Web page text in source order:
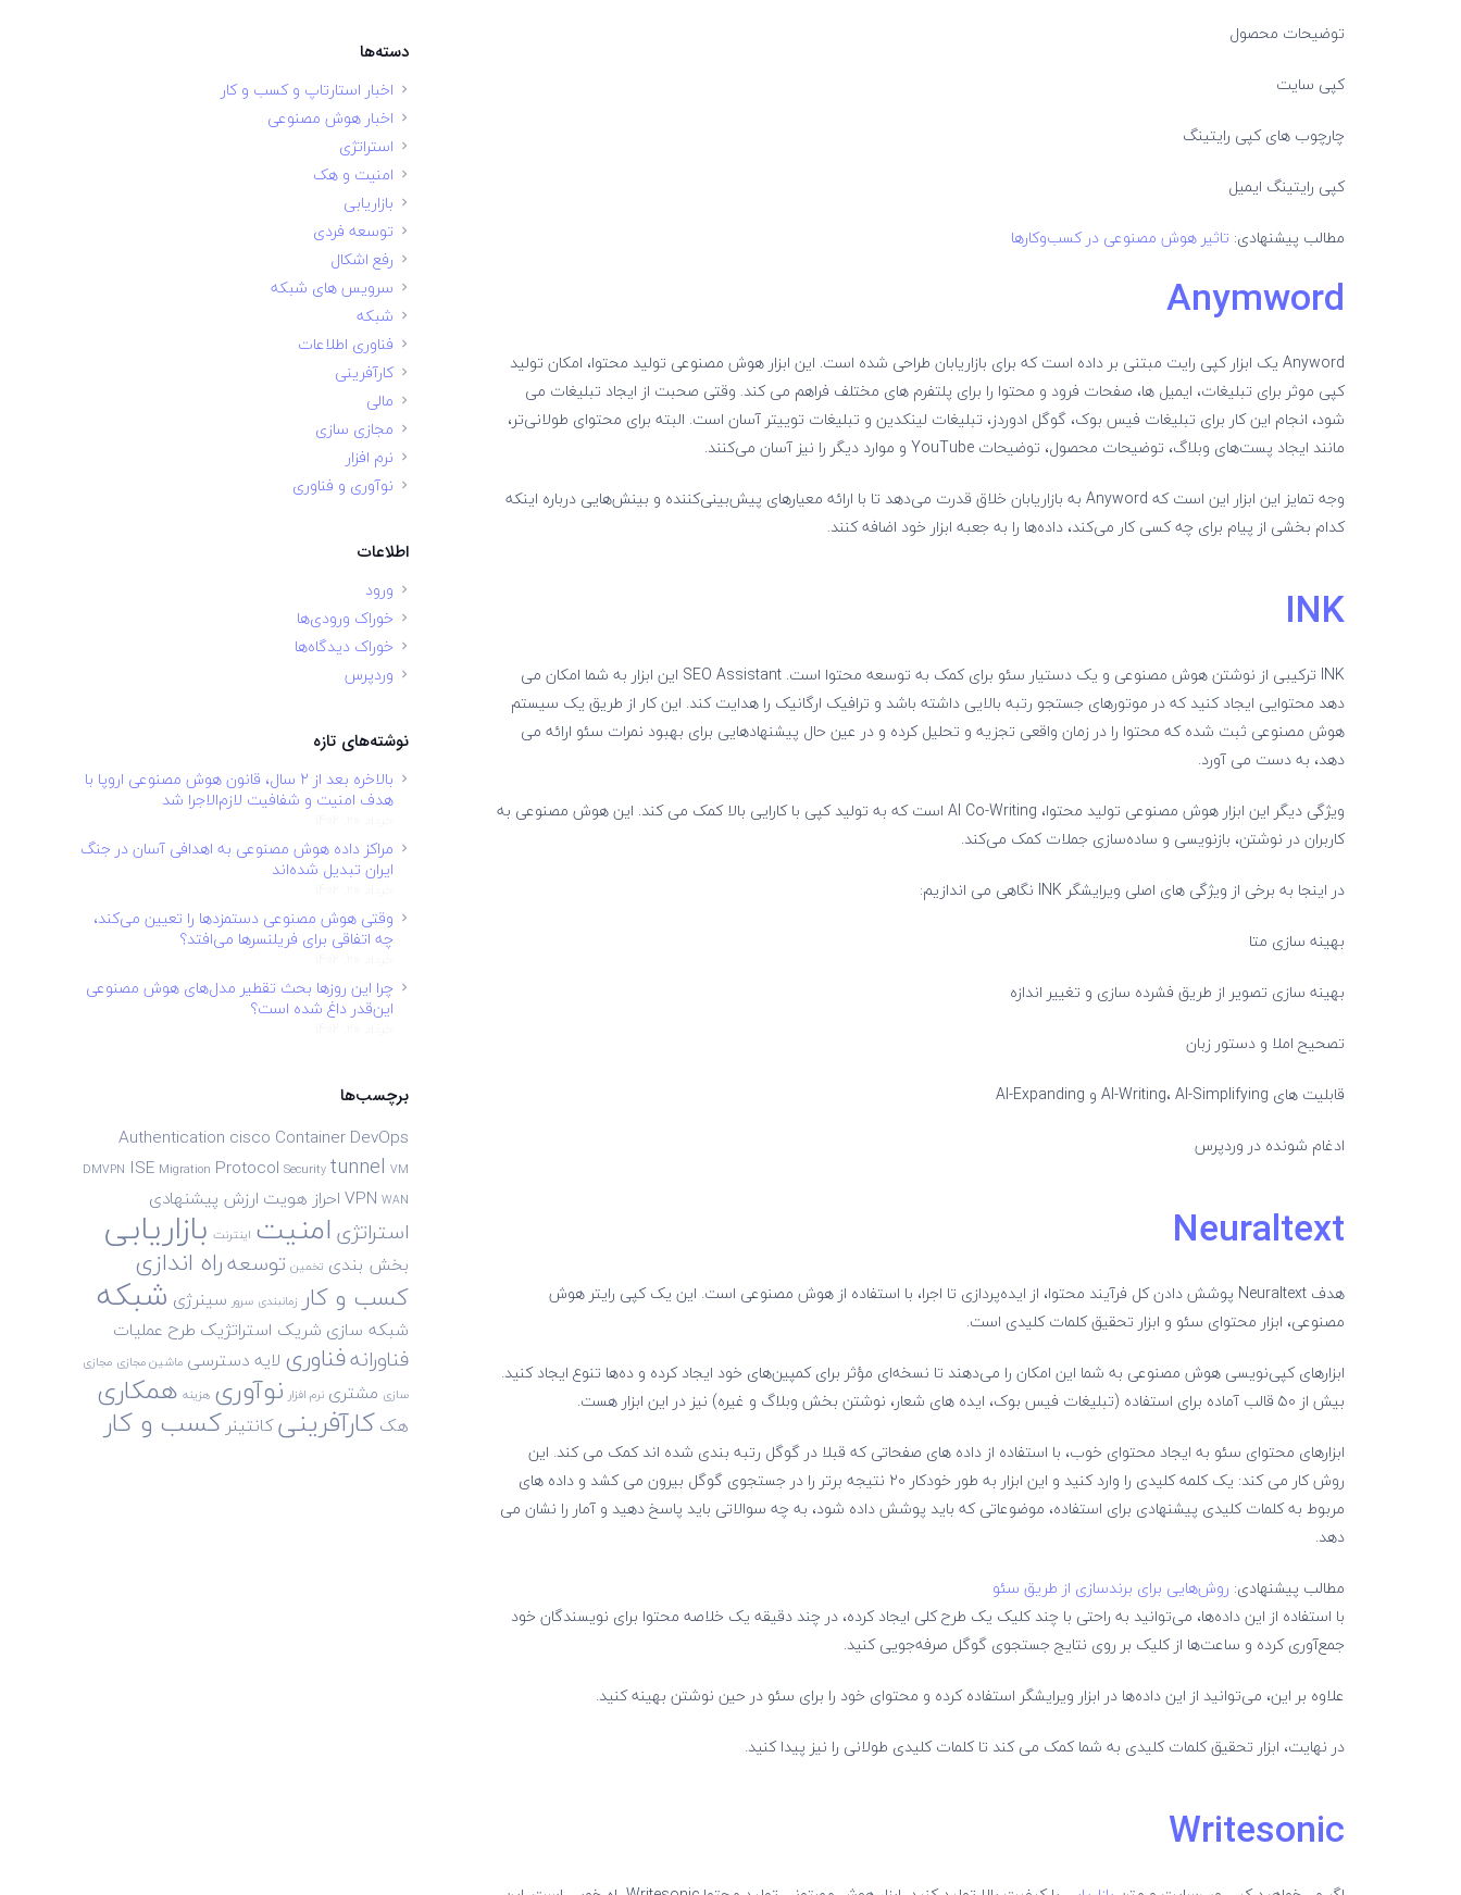
توضیحات محصول
کپی سایت
چارچوب های کپی رایتینگ
کپی رایتینگ ایمیل
مطالب پیشنهادی: تاثیر هوش مصنوعی در کسب‌وکارها
Anymword
Anyword یک ابزار کپی رایت مبتنی بر داده است که برای بازاریابان طراحی شده است. این ابزار هوش مصنوعی تولید محتوا، امکان تولید
کپی موثر برای تبلیغات، ایمیل ها، صفحات فرود و محتوا را برای پلتفرم های مختلف فراهم می کند. وقتی صحبت از ایجاد تبلیغات می
شود، انجام این کار برای تبلیغات فیس بوک، گوگل ادوردز، تبلیغات لینکدین و تبلیغات توییتر آسان است. البته برای محتوای طولانی‌تر،
مانند ایجاد پست‌های وبلاگ، توضیحات محصول، توضیحات YouTube و موارد دیگر را نیز آسان می‌کنند.
وجه تمایز این ابزار این است که Anyword به بازاریابان خلاق قدرت می‌دهد تا با ارائه معیارهای پیش‌بینی‌کننده و بینش‌هایی درباره اینکه
کدام بخشی از پیام برای چه کسی کار می‌کند، داده‌ها را به جعبه ابزار خود اضافه کنند.
INK
INK ترکیبی از نوشتن هوش مصنوعی و یک دستیار سئو برای کمک به توسعه محتوا است. SEO Assistant این ابزار به شما امکان می
دهد محتوایی ایجاد کنید که در موتورهای جستجو رتبه بالایی داشته باشد و ترافیک ارگانیک را هدایت کند. این کار از طریق یک سیستم
هوش مصنوعی ثبت شده که محتوا را در زمان واقعی تجزیه و تحلیل کرده و در عین حال پیشنهادهایی برای بهبود نمرات سئو ارائه می
دهد، به دست می آورد.
ویژگی دیگر این ابزار هوش مصنوعی تولید محتوا، AI Co-Writing است که به تولید کپی با کارایی بالا کمک می کند. این هوش مصنوعی به
کاربران در نوشتن، بازنویسی و ساده‌سازی جملات کمک می‌کند.
در اینجا به برخی از ویژگی های اصلی ویرایشگر INK نگاهی می اندازیم:
بهینه سازی متا
بهینه سازی تصویر از طریق فشرده سازی و تغییر اندازه
تصحیح املا و دستور زبان
قابلیت های AI-Writing، AI-Simplifying و AI-Expanding
ادغام شونده در وردپرس
Neuraltext
هدف Neuraltext پوشش دادن کل فرآیند محتوا، از ایده‌پردازی تا اجرا، با استفاده از هوش مصنوعی است. این یک کپی رایتر هوش
مصنوعی، ابزار محتوای سئو و ابزار تحقیق کلمات کلیدی است.
ابزارهای کپی‌نویسی هوش مصنوعی به شما این امکان را می‌دهند تا نسخه‌ای مؤثر برای کمپین‌های خود ایجاد کرده و ده‌ها تنوع ایجاد کنید.
بیش از ۵۰ قالب آماده برای استفاده (تبلیغات فیس بوک، ایده های شعار، نوشتن بخش وبلاگ و غیره) نیز در این ابزار هست.
ابزارهای محتوای سئو به ایجاد محتوای خوب، با استفاده از داده های صفحاتی که قبلا در گوگل رتبه بندی شده اند کمک می کند. این
روش کار می کند: یک کلمه کلیدی را وارد کنید و این ابزار به طور خودکار ۲۰ نتیجه برتر را در جستجوی گوگل بیرون می کشد و داده های
مربوط به کلمات کلیدی پیشنهادی برای استفاده، موضوعاتی که باید پوشش داده شود، به چه سوالاتی باید پاسخ دهید و آمار را نشان می
دهد.
مطالب پیشنهادی: روش‌هایی برای برندسازی از طریق سئو
با استفاده از این داده‌ها، می‌توانید به راحتی با چند کلیک یک طرح کلی ایجاد کرده، در چند دقیقه یک خلاصه محتوا برای نویسندگان خود
جمع‌آوری کرده و ساعت‌ها از کلیک بر روی نتایج جستجوی گوگل صرفه‌جویی کنید.
علاوه بر این، می‌توانید از این داده‌ها در ابزار ویرایشگر استفاده کرده و محتوای خود را برای سئو در حین نوشتن بهینه کنید.
در نهایت، ابزار تحقیق کلمات کلیدی به شما کمک می کند تا کلمات کلیدی طولانی را نیز پیدا کنید.
Writesonic
دسته‌ها
اخبار استارتاپ و کسب و کار
اخبار هوش مصنوعی
استراتژی
امنیت و هک
بازاریابی
توسعه فردی
رفع اشکال
سرویس های شبکه
شبکه
فناوری اطلاعات
کارآفرینی
مالی
مجازی سازی
نرم افزار
نوآوری و فناوری
اطلاعات
ورود
خوراک ورودی‌ها
خوراک دیدگاه‌ها
وردپرس
نوشته‌های تازه
بالاخره بعد از ۲ سال، قانون هوش مصنوعی اروپا با
هدف امنیت و شفافیت لازم‌الاجرا شد
مراکز داده هوش مصنوعی به اهدافی آسان در جنگ
ایران تبدیل شده‌اند
وقتی هوش مصنوعی دستمزدها را تعیین می‌کند،
چه اتفاقی برای فریلنسرها می‌افتد؟
چرا این روزها بحث تقطیر مدل‌های هوش مصنوعی
این‌قدر داغ شده است؟
برچسب‌ها
Authentication cisco ContainerDevOps
DMVPN ISE Migration Protocol Security tunnel VM
VPN WAN احراز هویت ارزش پیشنهادی
استراتژی امنیت اینترنت بازاریابی
بخش بندی تخمین توسعهراه اندازی
کسب و کار زمانبندی سرور سینرژی شبکه
شبکه سازی شریک استراتژیک طرح عملیات
فناورانهفناوری لایه دسترسی ماشین مجازی مجازی
سازی مشتری نرم افزار نوآوری هزینه همکاری
هککارآفرینیکانتینر کسب و کار